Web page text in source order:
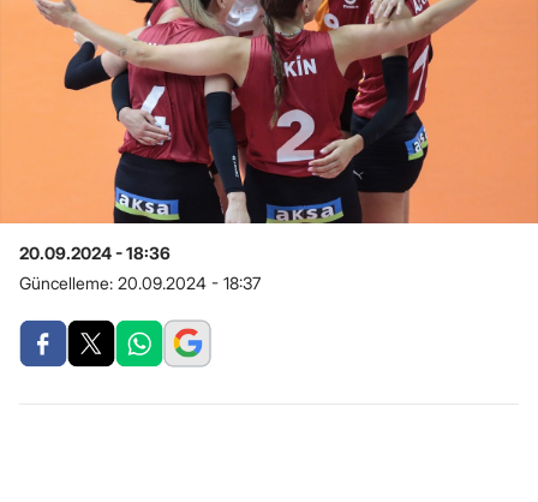
20.09.2024 - 18:36
Güncelleme: 20.09.2024 - 18:37